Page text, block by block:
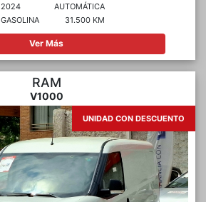
2024
GASOLINA
AUTOMÁTICA
31.500 KM
Ver Más
RAM
V1000
UNIDAD CON DESCUENTO